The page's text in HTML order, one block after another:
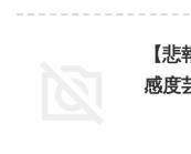
【
感度